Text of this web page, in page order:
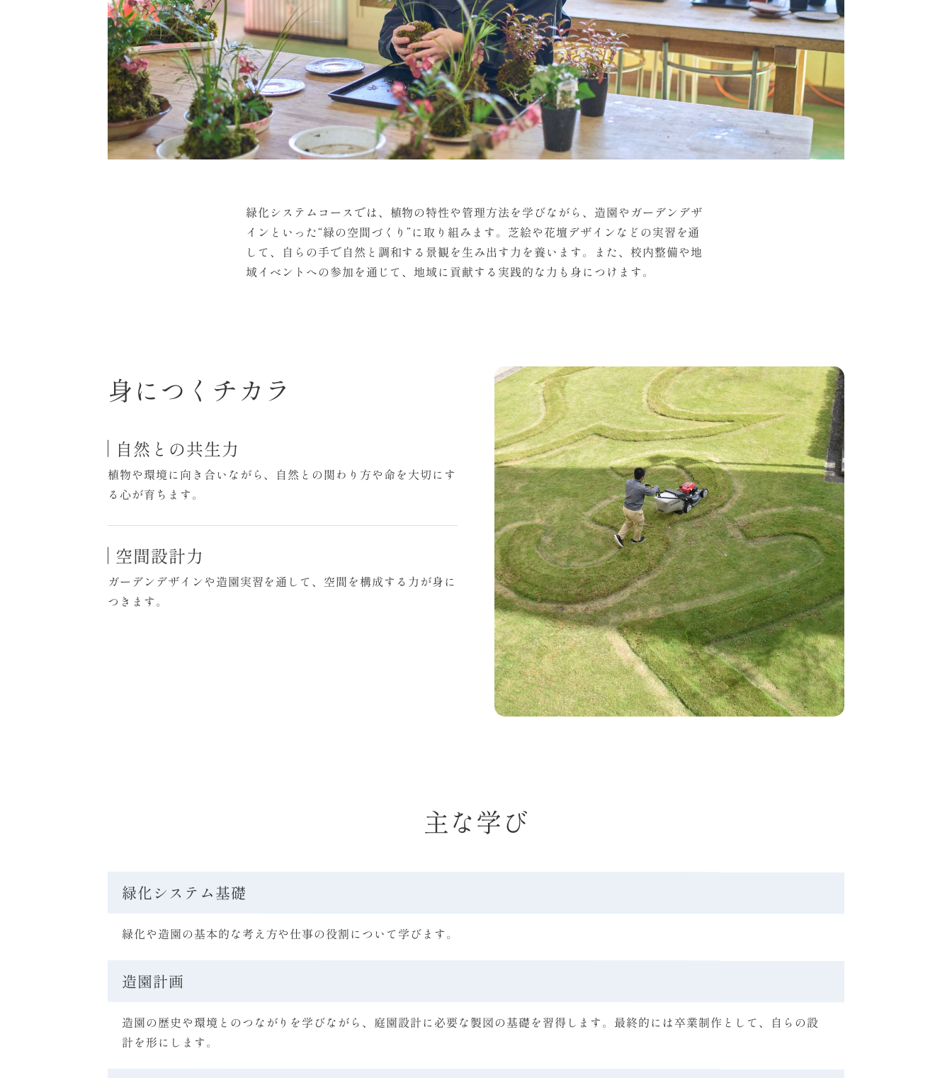
緑化システムコースでは、植物の特性や管理方法を学びながら、造園やガーデンデザ
インといった“緑の空間づくり”に取り組みます。芝絵や花壇デザインなどの実習を通
して、自らの手で自然と調和する景観を生み出す力を養います。また、校内整備や地
域イベントへの参加を通じて、地域に貢献する実践的な力も身につけます。
身につくチカラ
自然との共生力
植物や環境に向き合いながら、自然との関わり方や命を大切にす
る心が育ちます。
空間設計力
ガーデンデザインや造園実習を通して、空間を構成する力が身に
つきます。
主な学び
緑化システム基礎
緑化や造園の基本的な考え方や仕事の役割について学びます。
造園計画
造園の歴史や環境とのつながりを学びながら、庭園設計に必要な製図の基礎を習得します。最終的には卒業制作として、自らの設
計を形にします。